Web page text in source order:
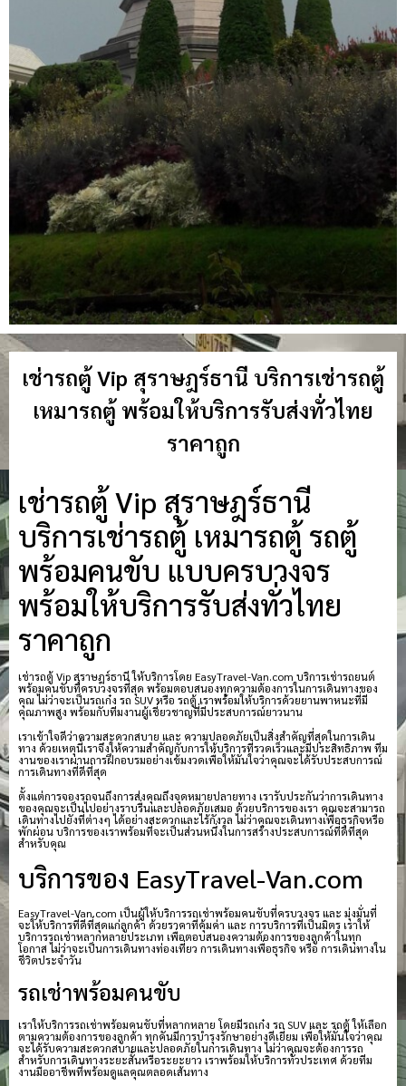
เช่ารถตู้ Vip สุราษฎร์ธานี บริการเช่ารถตู้
เหมารถตู้ พร้อมให้บริการรับส่งทั่วไทย
ราคาถูก
เช่ารถตู้ Vip สุราษฎร์ธานี
บริการเช่ารถตู้ เหมารถตู้ รถตู้
พร้อมคนขับ แบบครบวงจร
พร้อมให้บริการรับส่งทั่วไทย
ราคาถูก
เช่ารถตู้ Vip สุราษฎร์ธานี ให้บริการโดย EasyTravel-Van.com บริการเช่ารถยนต์
พร้อมคนขับที่ครบวงจรที่สุด พร้อมตอบสนองทุกความต้องการในการเดินทางของ
คุณ ไม่ว่าจะเป็นรถเก๋ง รถ SUV หรือ รถตู้ เราพร้อมให้บริการด้วยยานพาหนะที่มี
คุณภาพสูง พร้อมกับทีมงานผู้เชี่ยวชาญที่มีประสบการณ์ยาวนาน
เราเข้าใจดีว่าความสะดวกสบาย และ ความปลอดภัยเป็นสิ่งสำคัญที่สุดในการเดิน
ทาง ด้วยเหตุนี้เราจึงให้ความสำคัญกับการให้บริการที่รวดเร็วและมีประสิทธิภาพ ทีม
งานของเราผ่านการฝึกอบรมอย่างเข้มงวดเพื่อให้มั่นใจว่าคุณจะได้รับประสบการณ์
การเดินทางที่ดีที่สุด
ตั้งแต่การจองรถจนถึงการส่งคุณถึงจุดหมายปลายทาง เรารับประกันว่าการเดินทาง
ของคุณจะเป็นไปอย่างราบรื่นและปลอดภัยเสมอ ด้วยบริการของเรา คุณจะสามารถ
เดินทางไปยังที่ต่างๆ ได้อย่างสะดวกและไร้กังวล ไม่ว่าคุณจะเดินทางเพื่อธุรกิจหรือ
พักผ่อน บริการของเราพร้อมที่จะเป็นส่วนหนึ่งในการสร้างประสบการณ์ที่ดีที่สุด
สำหรับคุณ
บริการของ EasyTravel-Van.com
EasyTravel-Van.com เป็นผู้ให้บริการรถเช่าพร้อมคนขับที่ครบวงจร และ มุ่งมั่นที่
จะให้บริการที่ดีที่สุดแก่ลูกค้า ด้วยราคาที่คุ้มค่า และ การบริการที่เป็นมิตร เราให้
บริการรถเช่าหลากหลายประเภท เพื่อตอบสนองความต้องการของลูกค้าในทุก
โอกาส ไม่ว่าจะเป็นการเดินทางท่องเที่ยว การเดินทางเพื่อธุรกิจ หรือ การเดินทางใน
ชีวิตประจำวัน
รถเช่าพร้อมคนขับ
เราให้บริการรถเช่าพร้อมคนขับที่หลากหลาย โดยมีรถเก๋ง รถ SUV และ รถตู้ ให้เลือก
ตามความต้องการของลูกค้า ทุกคันมีการบำรุงรักษาอย่างดีเยี่ยม เพื่อให้มั่นใจว่าคุณ
จะได้รับความสะดวกสบายและปลอดภัยในการเดินทาง ไม่ว่าคุณจะต้องการรถ
สำหรับการเดินทางระยะสั้นหรือระยะยาว เราพร้อมให้บริการทั่วประเทศ ด้วยทีม
งานมืออาชีพที่พร้อมดูแลคุณตลอดเส้นทาง